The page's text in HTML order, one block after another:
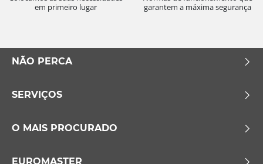
em primeiro lugar
garantem a máxima segurança
NÃO PERCA
SERVIÇOS
O MAIS PROCURADO
EUROMASTER